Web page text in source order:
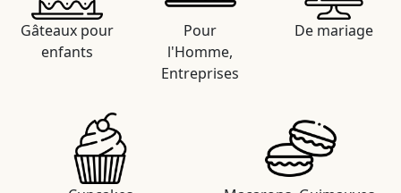
Gâteaux pour
enfants
Pour
l'Homme,
Entreprises
De mariage